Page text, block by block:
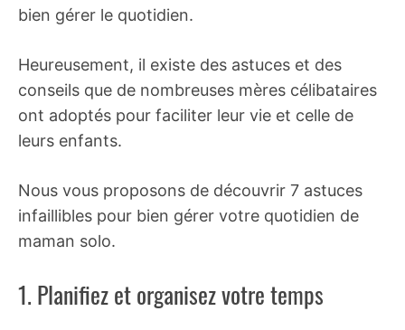
bien gérer le quotidien.
Heureusement, il existe des astuces et des
conseils que de nombreuses mères célibataires
ont adoptés pour faciliter leur vie et celle de
leurs enfants.
Nous vous proposons de découvrir 7 astuces
infaillibles pour bien gérer votre quotidien de
maman solo.
1. Planifiez et organisez votre temps